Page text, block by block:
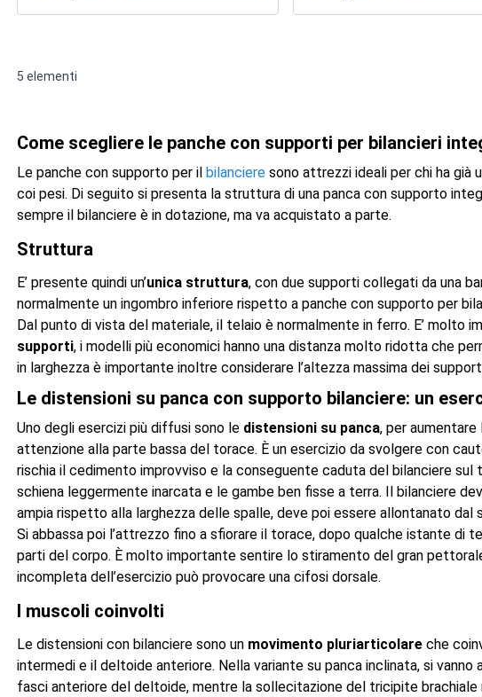
5 elementi
Come scegliere le panche con supporti per bilancieri
Le panche con supporto per il bilanciere sono attrezzi ideali per chi ha già
coi pesi. Di seguito si presenta la struttura di una panca con supporto
sempre il bilanciere è in dotazione, ma va acquistato a parte.
Struttura
E’ presente quindi un’unica struttura, con due supporti collegati da una
normalmente un ingombro inferiore rispetto a panche con supporto per
Dal punto di vista del materiale, il telaio è normalmente in ferro. E’ molto
supporti, i modelli più economici hanno una distanza molto ridotta che
in larghezza è importante inoltre considerare l’altezza massima dei
Le distensioni su panca con supporto bilanciere: un
Uno degli esercizi più diffusi sono le distensioni su panca, per
attenzione alla parte bassa del torace. È un esercizio da svolgere con
rischia il cedimento improvviso e la conseguente caduta del bilanciere sul
schiena leggermente inarcata e le gambe ben fisse a terra. Il bilanciere
ampia rispetto alla larghezza delle spalle, deve poi essere allontanato
Si abbassa poi l’attrezzo fino a sfiorare il torace, dopo qualche istante di
parti del corpo. È molto importante sentire lo stiramento del gran
incompleta dell’esercizio può provocare una cifosi dorsale.
I muscoli coinvolti
Le distensioni con bilanciere sono un movimento pluriarticolare che
intermedi e il deltoide anteriore. Nella variante su panca inclinata, si
fasci anteriore del deltoide, mentre la sollecitazione del tricipite brachiale